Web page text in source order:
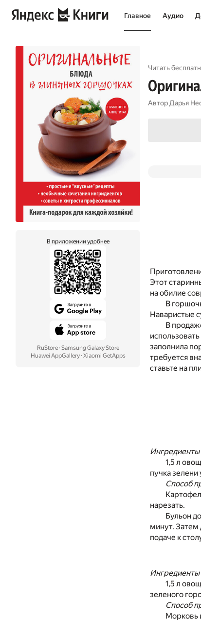
Главное Аудио
В приложении удобнее
RuStore· Samsung Galaxy Store
Huawei AppGallery· Xiaomi GetApps
Читать
Автор Дарья
Этот
на обилие
В
Наваристые
В
заполнила
требуется
ставьте на
Ингредиенты
1,5 л
пучка
Способ
нарезать.
Бульон
минут. Затем
подаче к
Ингредиенты
1,5 л
зеленого
Способ
Морковь